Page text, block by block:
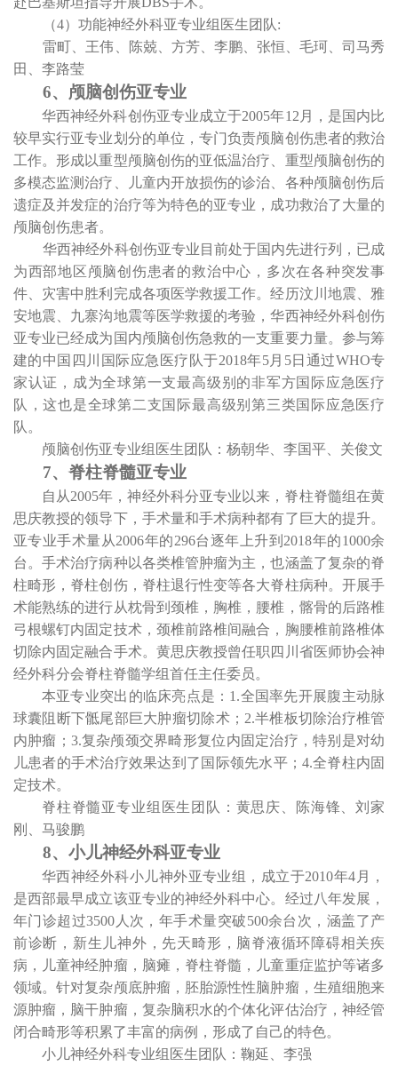
（4）功能神经外科亚专业组医生团队 :
雷町、王伟、陈兢、方芳、李鹏、张恒、毛珂、司马秀
田、李路莹
6、颅脑创伤亚专业
华西神经外科创伤亚专业成立于2005年12 月，是国内比
较早实行亚专业划分的单位，专门负责颅脑创伤患者的救治
工作。形成以重型颅脑创伤的亚低温治疗、重型颅脑创伤的
多模态监测治疗、儿童内开放损伤的诊治、各种颅脑创伤后
遗症及并发症的治疗等为特色的亚专业，成功救治了大量的
颅脑创伤患者。
华西神经外科创伤亚专业目前处于国内先进行列，已成
为西部地区颅脑创伤患者的救治中心，多次在各种突发事
件、灾害中胜利完成各项医学救援工作。经历汶川地震、雅
安地震、九寨沟地震等医学救援的考验，华西神经外科创伤
亚专业已经成为国内颅脑创伤急救的一支重要力量。参与筹
建的中国四川国际应急医疗队于2018年5月 5日通过WHO专
家认证，成为全球第一支最高级别的非军方国际应急医疗
队，这也是全球第二支国际最高级别第三类国际应急医疗
队。
颅脑创伤亚专业组医生团队：杨朝华、李国平、关俊文
7、脊柱脊髓亚专业
自从2005年，神经外科分亚专业以来，脊柱脊髓组在黄
思庆教授的领导下，手术量和手术病种都有了巨大的提升。
亚专业手术量从2006年的296台逐年上升到 2018年的1000余
台。手术治疗病种以各类椎管肿瘤为主，也涵盖了复杂的脊
柱畸形，脊柱创伤，脊柱退行性变等各大脊柱病种。开展手
术能熟练的进行从枕骨到颈椎，胸椎，腰椎，髂骨的后路椎
弓根螺钉内固定技术，颈椎前路椎间融合，胸腰椎前路椎体
切除内固定融合手术。黄思庆教授曾任职四川省医师协会神
经外科分会脊柱脊髓学组首任主任委员。
本亚专业突出的临床亮点是： 1.全国率先开展腹主动脉
球囊阻断下骶尾部巨大肿瘤切除术； 2.半椎板切除治疗椎管
内肿瘤； 3.复杂颅颈交界畸形复位内固定治疗，特别是对幼
儿患者的手术治疗效果达到了国际领先水平； 4.全脊柱内固
定技术。
脊柱脊髓亚专业组医生团队：黄思庆、陈海锋、刘家
刚、马骏鹏
8、小儿神经外科亚专业
华西神经外科小儿神外亚专业组，成立于2010年4 月，
是西部最早成立该亚专业的神经外科中心。经过八年发展，
年门诊超过3500 人次，年手术量突破500余台次，涵盖了产
前诊断，新生儿神外，先天畸形，脑脊液循环障碍相关疾
病，儿童神经肿瘤，脑瘫，脊柱脊髓，儿童重症监护等诸多
领域。针对复杂颅底肿瘤，胚胎源性性脑肿瘤，生殖细胞来
源肿瘤，脑干肿瘤，复杂脑积水的个体化评估治疗，神经管
闭合畸形等积累了丰富的病例，形成了自己的特色。
小儿神经外科专业组医生团队：鞠延、李强